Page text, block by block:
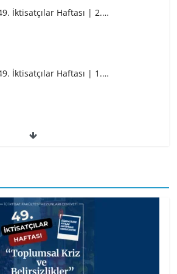
İktisatçılar Haftası | 2.…
İktisatçılar Haftası | 1.…
49. İktisatçılar Haftası | 1.…
İKTİSATLILAR: İÇİMİZDEN BİRİ PROF.